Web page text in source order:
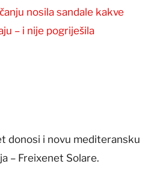
nosila sandale kakve
– i nije pogriješila
donosi i novu mediteransku
– Freixenet Solare.